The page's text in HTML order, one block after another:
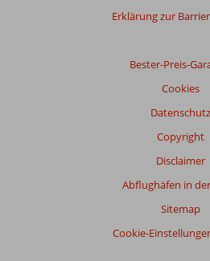
Erklärung zur
Bester-Preis-
Cookies
Datenschutz
Copyright
Disclaimer
Abflughäfen in
Sitemap
Cookie-